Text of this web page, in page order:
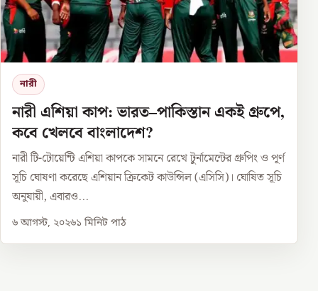
নারী
নারী এশিয়া কাপ: ভারত–পাকিস্তান একই গ্রুপে,
কবে খেলবে বাংলাদেশ?
নারী টি-টোয়েন্টি এশিয়া কাপকে সামনে রেখে টুর্নামেন্টের গ্রুপিং ও পূর্ণ
সূচি ঘোষণা করেছে এশিয়ান ক্রিকেট কাউন্সিল (এসিসি)। ঘোষিত সূচি
অনুযায়ী, এবারও...
৬ আগস্ট, ২০২৬১ মিনিট পাঠ